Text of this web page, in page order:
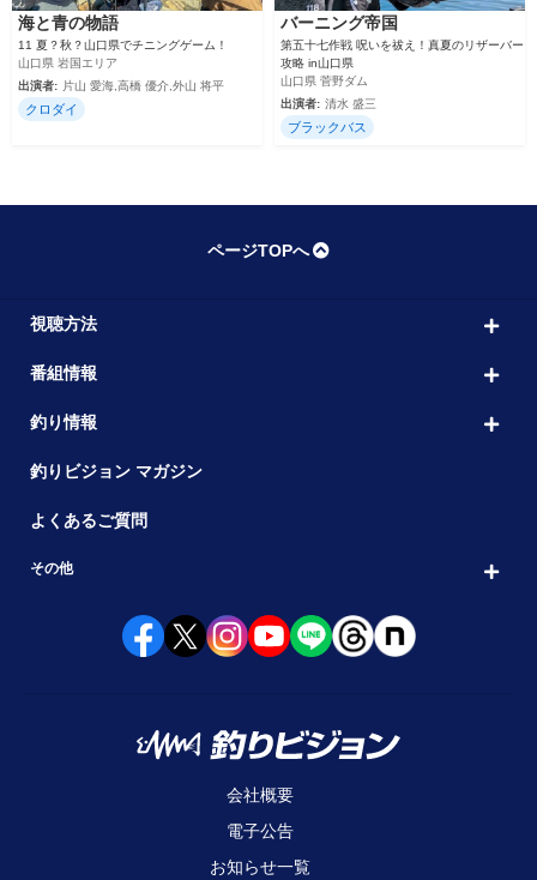
海と青の物語
11 夏？秋？山口県でチニングゲーム！
山口県 岩国エリア
出演者:
片山 愛海,高橋 優介,外山 将平
クロダイ
バーニング帝国
第五十七作戦 呪いを祓え！真夏のリザーバー
攻略 in山口県
山口県 菅野ダム
出演者: 清水 盛三
ブラックバス
ページTOPへ
視聴方法
番組情報
釣り情報
釣りビジョン マガジン
よくあるご質問
その他
会社概要
電子公告
お知らせ一覧